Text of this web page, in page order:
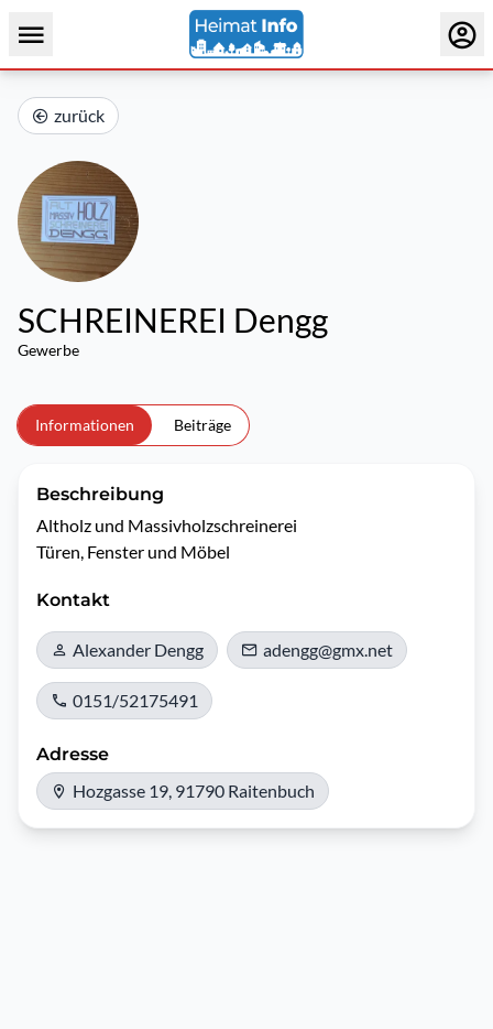
zurück
SCHREINEREI Dengg
Gewerbe
Informationen Beiträge
Beschreibung
Altholz und Massivholzschreinerei
Türen, Fenster und Möbel
Kontakt
Alexander Dengg adengg@gmx.net
0151/52175491
Adresse
Hozgasse 19, 91790 Raitenbuch